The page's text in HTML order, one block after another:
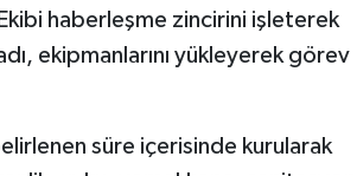
haberleşme zincirini işleterek
ekipmanlarını yükleyerek görev
süre içerisinde kurularak